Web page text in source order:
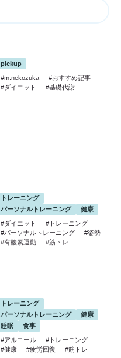
pickup
#m.nekozuka
#おすすめ記事
#ダイエット
#基礎代謝
トレーニング
パーソナルトレーニング
健康
#ダイエット
#トレーニング
#パーソナルトレーニング
#姿勢
#有酸素運動
#筋トレ
トレーニング
パーソナルトレーニング
健康
睡眠
食事
#アルコール
#トレーニング
#健康
#疲労回復 #筋トレ